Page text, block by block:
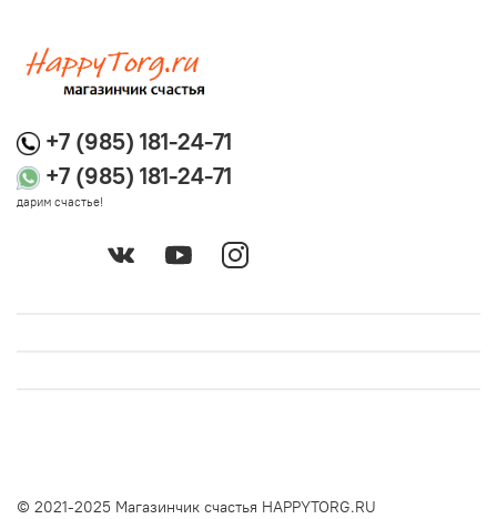
+7 (985) 181-24-71
+7 (985) 181-24-71
дарим счастье!
© 2021-2025 Магазинчик счастья HAPPYTORG.RU